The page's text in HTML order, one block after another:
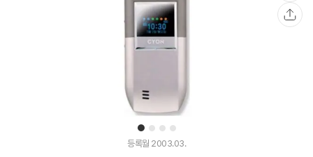
1 2 3 4
관
심
등록월 2003.03.